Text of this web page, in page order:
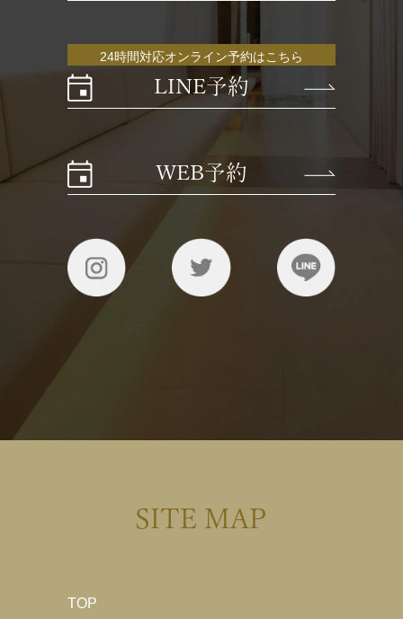
24時間対応オンライン予約はこちら
LINE予約
WEB予約
SITE MAP
TOP